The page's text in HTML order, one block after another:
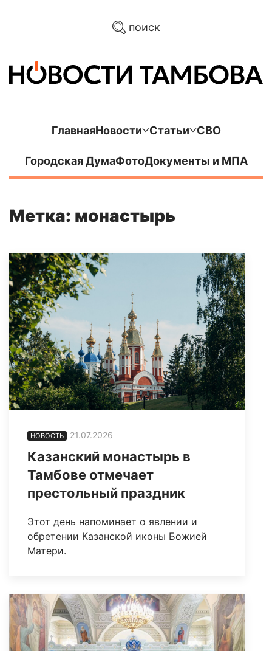
поиск
ГлавнаяНовости Статьи СВО
Городская ДумаФотоДокументы и МПА
Метка: монастырь
НОВОСТЬ 21.07.2026
Казанский монастырь в
Тамбове отмечает
престольный праздник
Этот день напоминает о явлении и
обретении Казанской иконы Божией
Матери.